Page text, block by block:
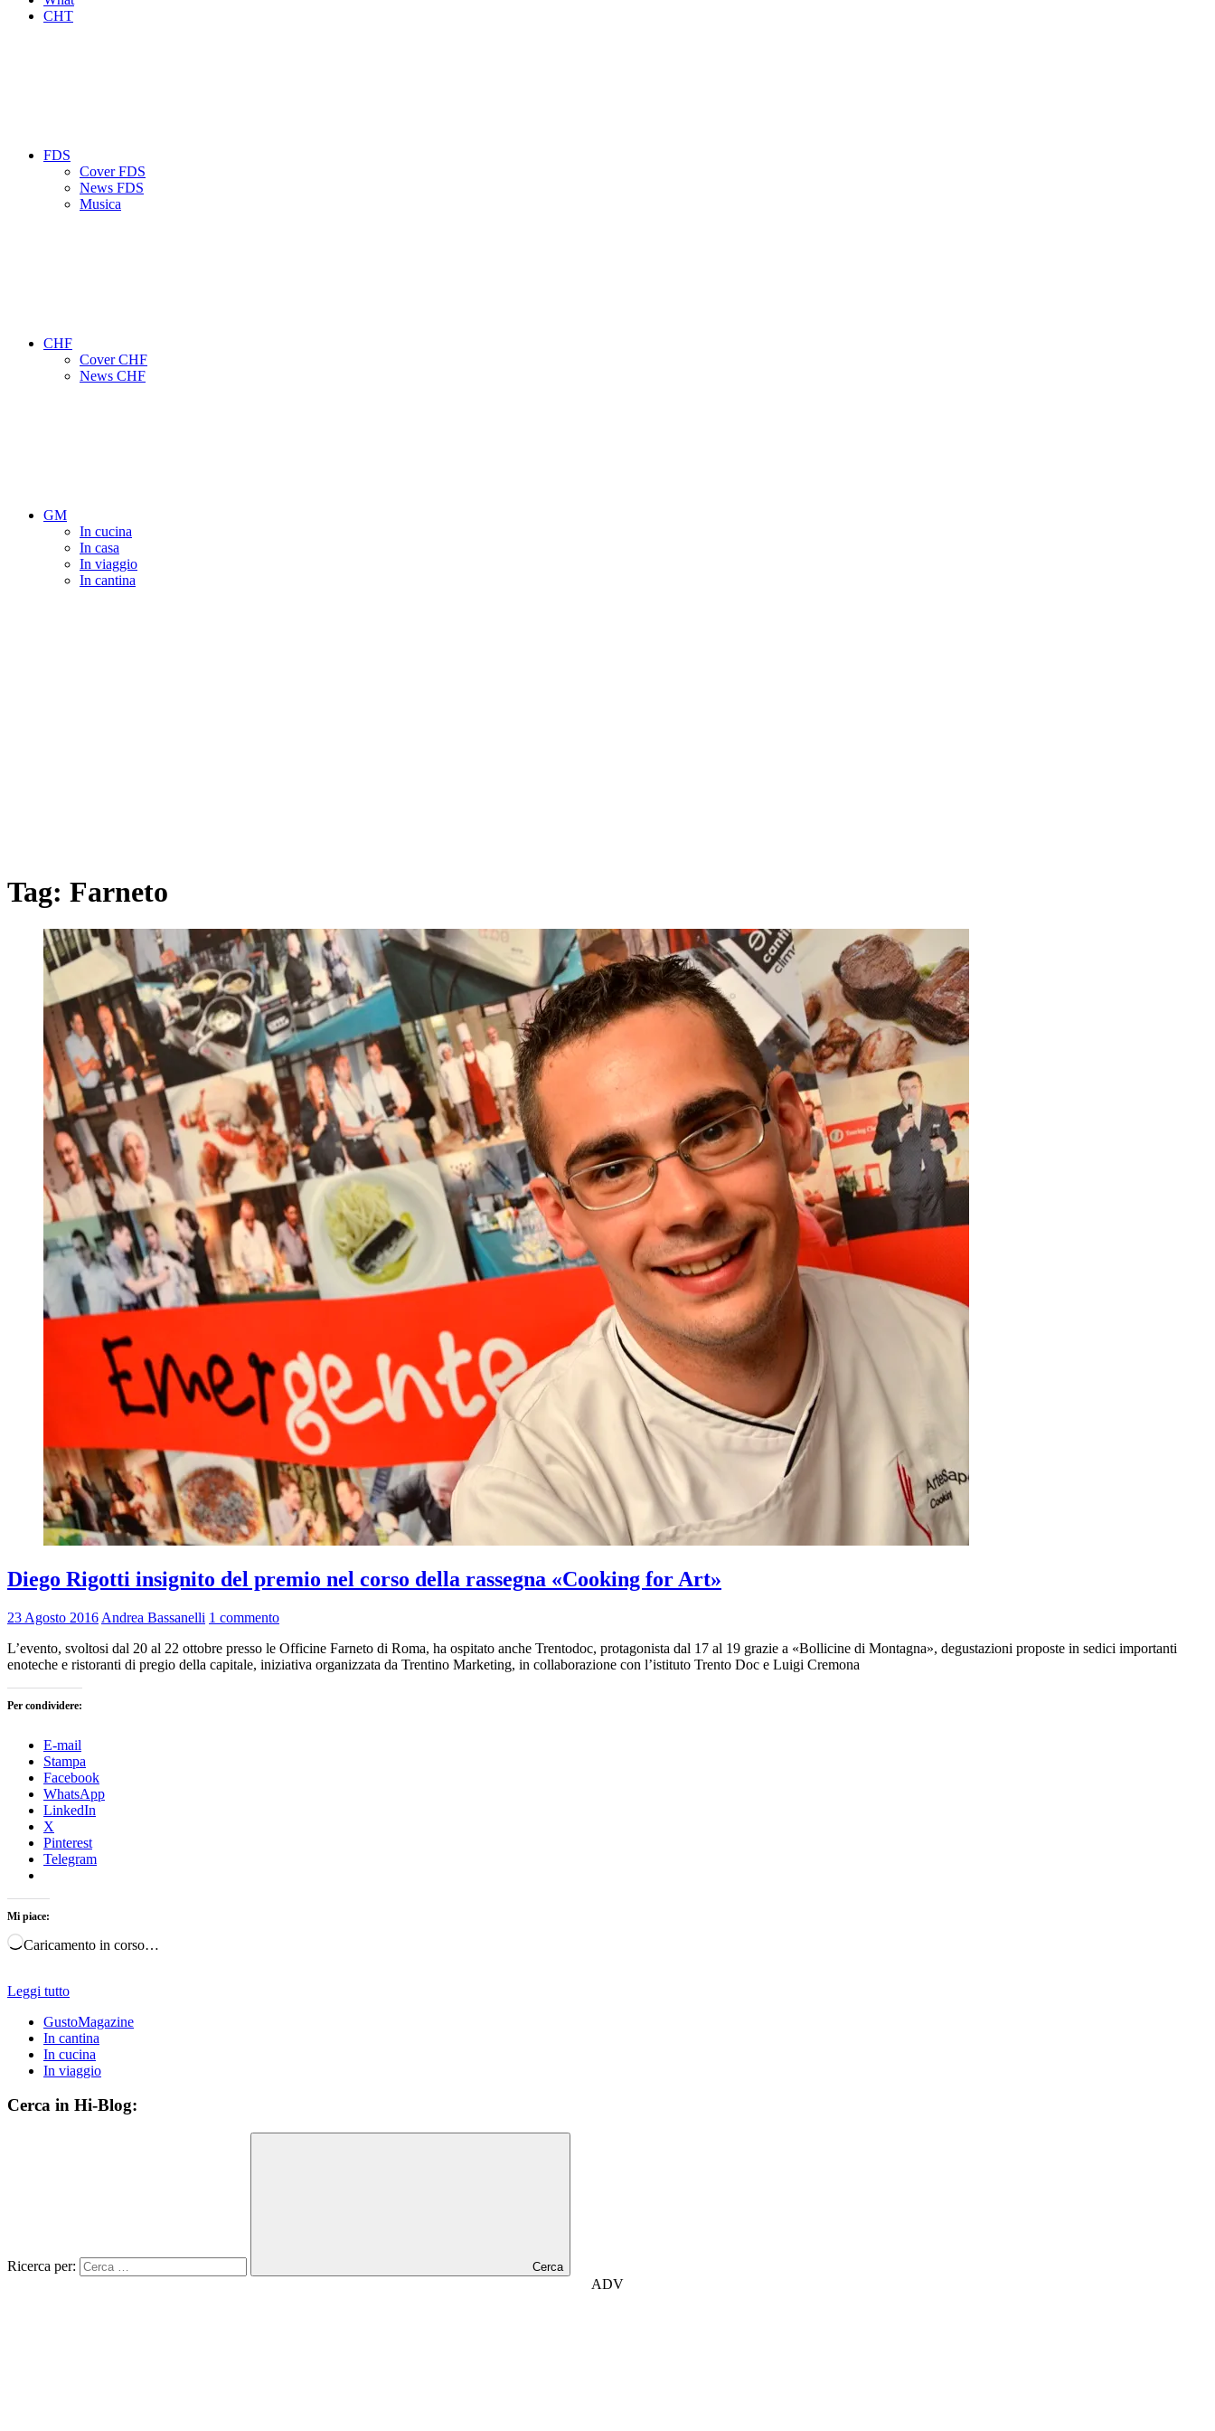
CHT
FDS
Cover FDS
News FDS
Musica
CHF
Cover CHF
News CHF
GM
In cucina
In casa
In viaggio
In cantina
Tag: Farneto
Diego Rigotti insignito del premio nel corso della rassegna «Cooking for Art»
23 Agosto 2016 Andrea Bassanelli 1 commento
L’evento, svoltosi dal 20 al 22 ottobre presso le Officine Farneto di Roma, ha ospitato anche Trentodoc, protagonista dal 17 al 19 grazie a «Bollicine di Montagna», degustazioni proposte in sedici importanti
enoteche e ristoranti di pregio della capitale, iniziativa organizzata da Trentino Marketing, in collaborazione con l’istituto Trento Doc e Luigi Cremona
Per condividere:
E-mail
Stampa
Facebook
WhatsApp
LinkedIn
X
Pinterest
Telegram
Mi piace:
Caricamento in corso…
Leggi tutto
GustoMagazine
In cantina
In cucina
In viaggio
Cerca in Hi-Blog:
Ricerca per: Cerca
ADV